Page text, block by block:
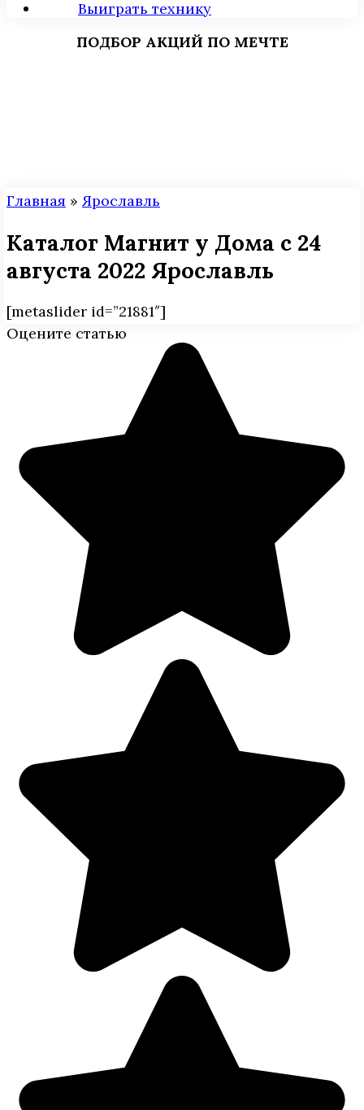
Выиграть технику
ПОДБОР АКЦИЙ ПО МЕЧТЕ
Главная » Ярославль
Каталог Магнит у Дома с 24
августа 2022 Ярославль
[metaslider id=”21881″]
Оцените статью